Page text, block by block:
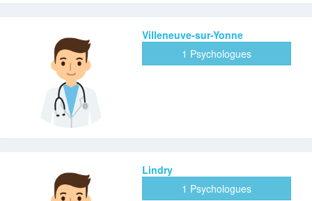
Villeneuve-sur-Yonne
1 Psychologues
Lindry
1 Psychologues